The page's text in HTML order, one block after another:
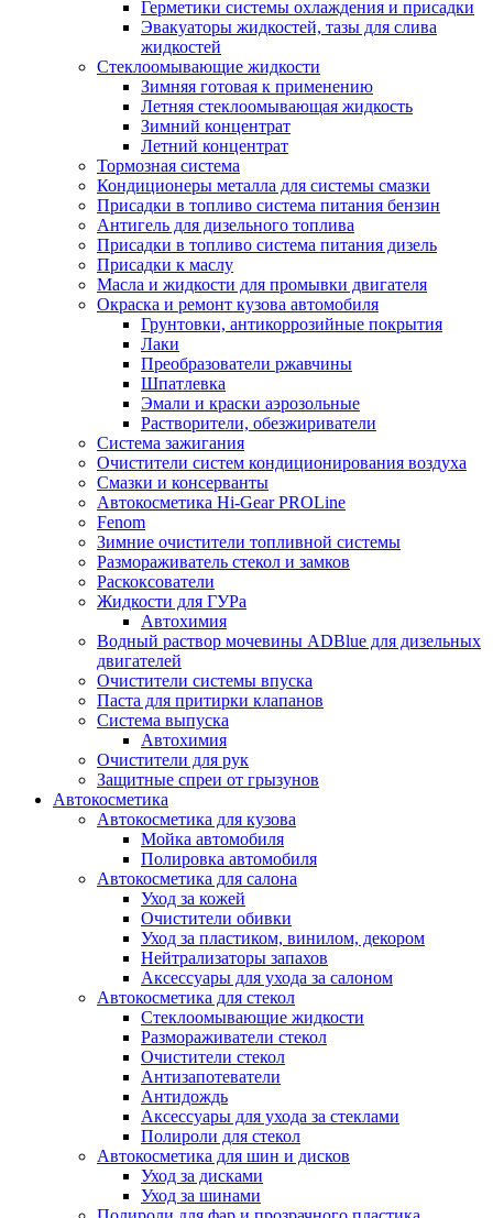
Герметики системы охлаждения и присадки
Эвакуаторы жидкостей, тазы для слива
жидкостей
Стеклоомывающие жидкости
Зимняя готовая к применению
Летняя стеклоомывающая жидкость
Зимний концентрат
Летний концентрат
Тормозная система
Кондиционеры металла для системы смазки
Присадки в топливо система питания бензин
Антигель для дизельного топлива
Присадки в топливо система питания дизель
Присадки к маслу
Масла и жидкости для промывки двигателя
Окраска и ремонт кузова автомобиля
Грунтовки, антикоррозийные покрытия
Лаки
Преобразователи ржавчины
Шпатлевка
Эмали и краски аэрозольные
Растворители, обезжириватели
Система зажигания
Очистители систем кондиционирования воздуха
Смазки и консерванты
Автокосметика Hi-Gear PROLine
Fenom
Зимние очистители топливной системы
Размораживатель стекол и замков
Раскоксователи
Жидкости для ГУРа
Автохимия
Водный раствор мочевины ADBlue для дизельных
двигателей
Очистители системы впуска
Паста для притирки клапанов
Система выпуска
Автохимия
Очистители для рук
Защитные спреи от грызунов
Автокосметика
Автокосметика для кузова
Мойка автомобиля
Полировка автомобиля
Автокосметика для салона
Уход за кожей
Очистители обивки
Уход за пластиком, винилом, декором
Нейтрализаторы запахов
Аксессуары для ухода за салоном
Автокосметика для стекол
Стеклоомывающие жидкости
Размораживатели стекол
Очистители стекол
Антизапотеватели
Антидождь
Аксессуары для ухода за стеклами
Полироли для стекол
Автокосметика для шин и дисков
Уход за дисками
Уход за шинами